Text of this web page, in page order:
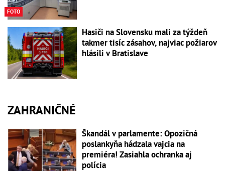
FOTO
Hasiči na Slovensku mali za týždeň
takmer tisíc zásahov, najviac požiarov
hlásili v Bratislave
ZAHRANIČNÉ
Škandál v parlamente: Opozičná
poslankyňa hádzala vajcia na
premiéra! Zasiahla ochranka aj
polícia